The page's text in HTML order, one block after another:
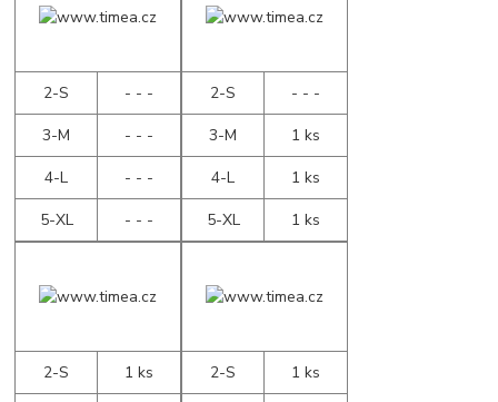
2-S
- - -
3-M
- - -
4-L
- - -
5-XL
- - -
2-S
- - -
3-M
1 ks
4-L
1 ks
5-XL
1 ks
2-S
1 ks
2-S
1 ks